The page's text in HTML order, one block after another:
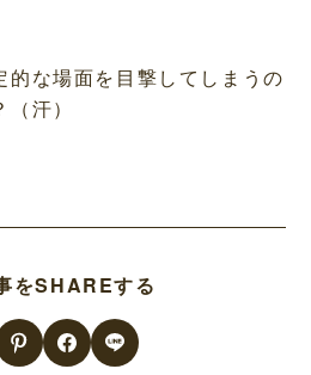
的な場面を目撃してしまうの
汗）
をSHAREする